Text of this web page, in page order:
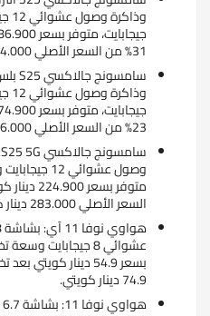
31% من السعر الأصلي 414.000 دينار كويتي.
23% من السعر الأصلي 356.000 دينار كويتي.
السعر الأصلي 283.000 دينار كويتي.
74.9 دينار كويتي.